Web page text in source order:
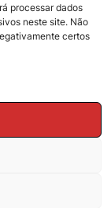
processar dados
neste site. Não
certos